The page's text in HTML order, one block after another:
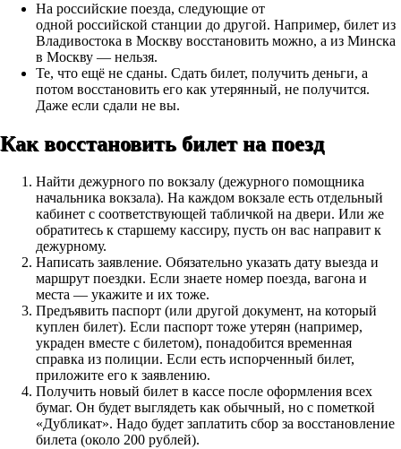
На российские поезда, следующие от
одной российской станции до другой. Например, билет из
Владивостока в Москву восстановить можно, а из Минска
в Москву — нельзя.
Те, что ещё не сданы. Сдать билет, получить деньги, а
потом восстановить его как утерянный, не получится.
Даже если сдали не вы.
Как восстановить билет на поезд
Найти дежурного по вокзалу (дежурного помощника
начальника вокзала). На каждом вокзале есть отдельный
кабинет с соответствующей табличкой на двери. Или же
обратитесь к старшему кассиру, пусть он вас направит к
дежурному.
Написать заявление. Обязательно указать дату выезда и
маршрут поездки. Если знаете номер поезда, вагона и
места — укажите и их тоже.
Предъявить паспорт (или другой документ, на который
куплен билет). Если паспорт тоже утерян (например,
украден вместе с билетом), понадобится временная
справка из полиции. Если есть испорченный билет,
приложите его к заявлению.
Получить новый билет в кассе после оформления всех
бумаг. Он будет выглядеть как обычный, но с пометкой
«Дубликат». Надо будет заплатить сбор за восстановление
билета (около 200 рублей).